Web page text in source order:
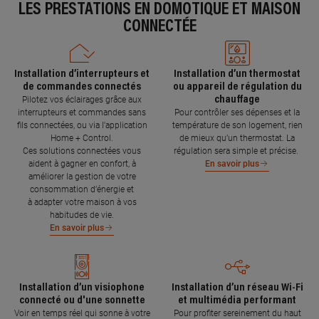
LES PRESTATIONS EN DOMOTIQUE ET MAISON
CONNECTÉE
Installation d’interrupteurs et
de commandes connectés
Pilotez vos éclairages grâce aux
interrupteurs et commandes sans
fils connectées, ou via l'application
Home + Control.
Ces solutions connectées vous
aident à gagner en confort, à
améliorer la gestion de votre
consommation d’énergie et
à adapter votre maison à vos
habitudes de vie.
En savoir plus
Installation d’un thermostat
ou appareil de régulation du
chauffage
Pour contrôler ses dépenses et la
température de son logement, rien
de mieux qu’un thermostat. La
régulation sera simple et précise.
En savoir plus
Installation d’un visiophone
connecté ou d'une sonnette
Voir en temps réel qui sonne à votre
Installation d’un réseau Wi-Fi
et multimédia performant
Pour profiter sereinement du haut